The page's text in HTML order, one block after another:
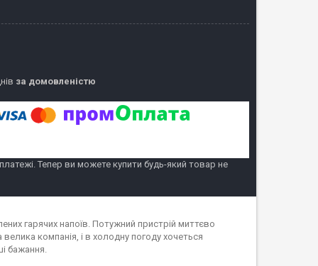
за домовленістю
Тепер ви можете купити будь-який товар не
гарячих напоїв. Потужний пристрій миттєво
компанія, і в холодну погоду хочеться
бажання.